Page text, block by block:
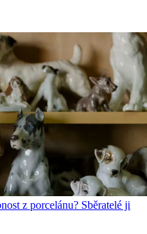
z porcelánu? Sběratelé ji